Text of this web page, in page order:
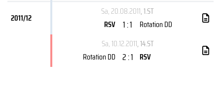
2011/12
Sa, 20.08.2011, 1.ST
RSV 1 : 1
Rotation DD
Sa, 10.12.2011, 14.ST
Rotation DD 2 : 1 RSV